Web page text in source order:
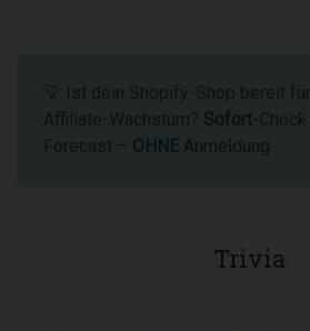
💡 Ist dein Shopify-Shop bereit für
Affiliate-Wachstum? Sofort-
Forecast – OHNE Anmeldung.
Trivia